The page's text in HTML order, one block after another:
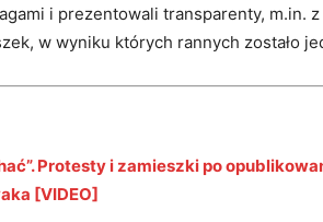
i prezentowali transparenty, m.in.
w wyniku których rannych zostało
Protesty i zamieszki po
[VIDEO]